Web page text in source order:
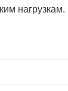
нагрузкам.